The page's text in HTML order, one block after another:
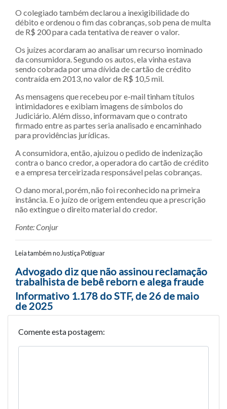
O colegiado também declarou a inexigibilidade do
débito e ordenou o fim das cobranças, sob pena de multa
de R$ 200 para cada tentativa de reaver o valor.
Os juízes acordaram ao analisar um recurso inominado
da consumidora. Segundo os autos, ela vinha estava
sendo cobrada por uma dívida de cartão de crédito
contraída em 2013, no valor de R$ 10,5 mil.
As mensagens que recebeu por e-mail tinham títulos
intimidadores e exibiam imagens de símbolos do
Judiciário. Além disso, informavam que o contrato
firmado entre as partes seria analisado e encaminhado
para providências jurídicas.
A consumidora, então, ajuizou o pedido de indenização
contra o banco credor, a operadora do cartão de crédito
e a empresa terceirizada responsável pelas cobranças.
O dano moral, porém, não foi reconhecido na primeira
instância. E o juízo de origem entendeu que a prescrição
não extingue o direito material do credor.
Fonte: Conjur
Leia também no Justiça Potiguar
Navegação entre posts
Advogado diz que não assinou reclamação
trabalhista de bebê reborn e alega fraude
Informativo 1.178 do STF, de 26 de maio
de 2025
Comente esta postagem: